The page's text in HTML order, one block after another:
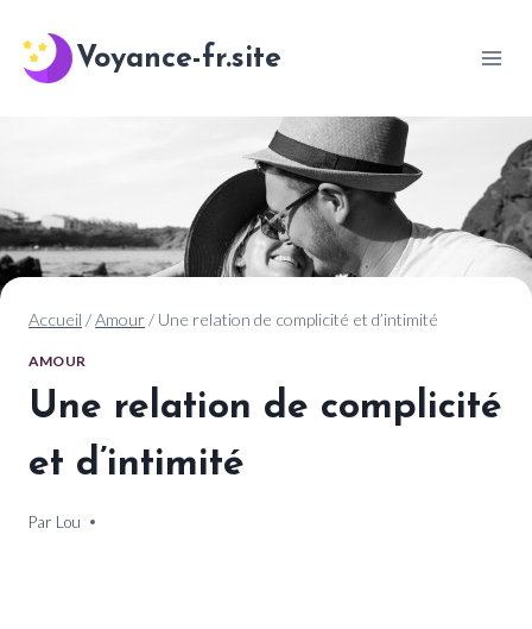
contenu
Voyance-fr.site
Accueil /Amour/ Une relation de complicité et d’intimité
AMOUR
Une relation de complicité
et d’intimité
Par Lou
10 novembre 2024